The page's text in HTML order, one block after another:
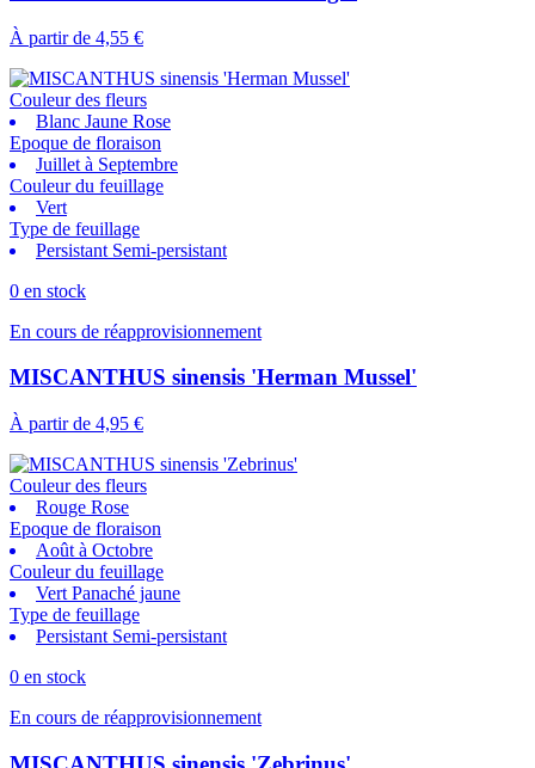
À partir de 4,55 €
Couleur des fleurs
Blanc Jaune Rose
Epoque de floraison
Juillet à Septembre
Couleur du feuillage
Vert
Type de feuillage
Persistant Semi-persistant
0 en stock
En cours de réapprovisionnement
MISCANTHUS sinensis 'Herman Mussel'
À partir de 4,95 €
Couleur des fleurs
Rouge Rose
Epoque de floraison
Août à Octobre
Couleur du feuillage
Vert Panaché jaune
Type de feuillage
Persistant Semi-persistant
0 en stock
En cours de réapprovisionnement